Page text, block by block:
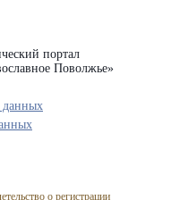
портал
Поволжье»
о регистрации
данных